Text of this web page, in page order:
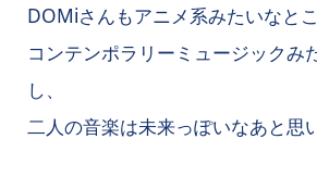
DOMiさんもアニメ系みたいなとこ
コンテンポラリーミュージックみ
し、
二人の音楽は未来っぽいなあと思